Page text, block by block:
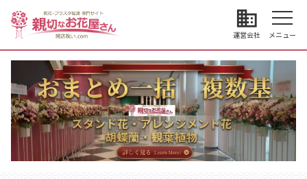
business
運営会社 メニュー